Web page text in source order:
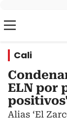
Cali
ELN por
Alias ‘El